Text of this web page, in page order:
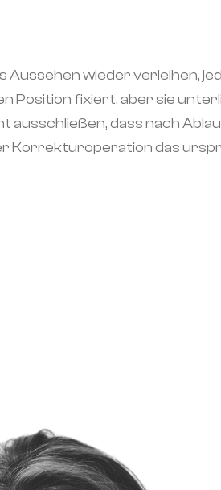
wieder verleihen,
Position fixiert, aber sie
dass nach
Korrekturoperation das